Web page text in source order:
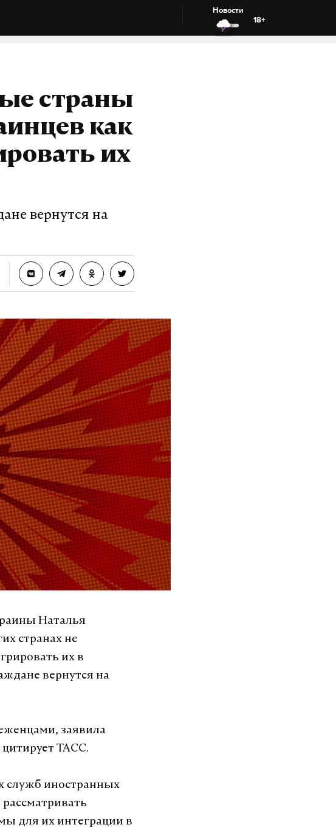
Новости
18+
страны
как
их
вернутся на
Наталья
странах не
их в
вернутся на
заявила
ТАСС.
служб иностранных
для их интеграции в